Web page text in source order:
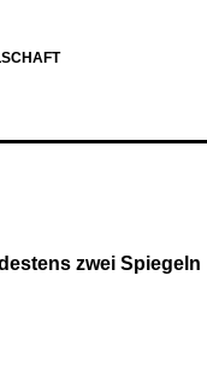
zwei Spiegeln